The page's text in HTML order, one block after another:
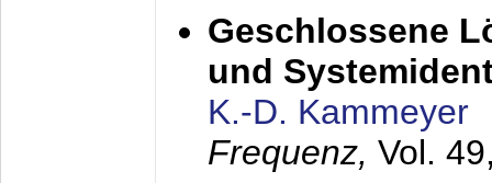
Geschlossene
und
K.-D. Kammeyer
Frequenz, Vol.